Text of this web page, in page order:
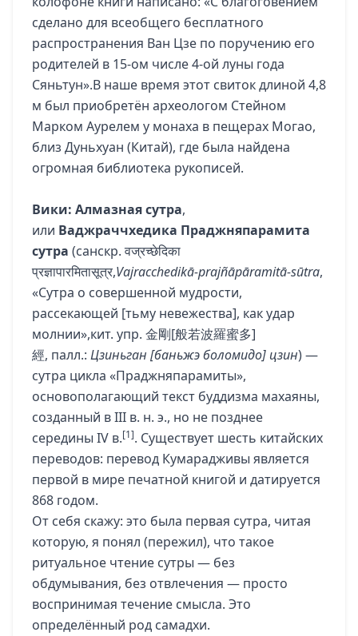
сделано для всеобщего бесплатного
распространения Ван Цзе по поручению его
родителей в 15-ом числе 4-ой луны года
Сяньтун».В наше время этот свиток длиной 4,8
м был приобретён археологом Стейном
Марком Аурелем у монаха в пещерах Могао,
близ Дуньхуан (Китай), где была найдена
огромная библиотека рукописей.
Вики: Алмазная сутра,
или Ваджраччхедика Праджняпарамита
сутра (санскр.वज्रच्छेदिका
प्रज्ञापारमितासूत्र,Vajracchedikā-prajñāpāramitā-sūtra,
«Сутра о совершенной мудрости,
рассекающей [тьму невежества], как удар
молнии»,кит. упр. 金剛[般若波羅蜜多]
經, палл.: Цзиньган [баньжэ боломидо] цзин) —
сутра цикла «Праджняпарамиты»,
основополагающий текст буддизма махаяны,
созданный в III в. н. э., но не позднее
середины IV в.[1]. Существует шесть китайских
переводов: перевод Кумарадживы является
первой в мире печатной книгой и датируется
868 годом.
От себя скажу: это была первая сутра, читая
которую, я понял (пережил), что такое
ритуальное чтение сутры — без
обдумывания, без отвлечения — просто
воспринимая течение смысла. Это
определённый род самадхи.